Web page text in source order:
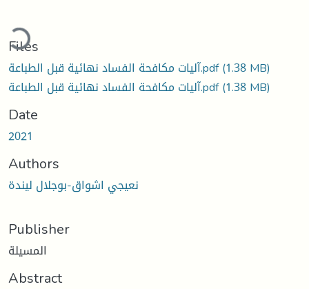
Loading...
Files
آليات مكافحة الفساد نهائية قبل الطباعة.pdf(1.38 MB)
آليات مكافحة الفساد نهائية قبل الطباعة.pdf(1.38 MB)
Date
2021
Authors
نعيجي اشواق-بوجلال ليندة
Publisher
المسيلة
Abstract